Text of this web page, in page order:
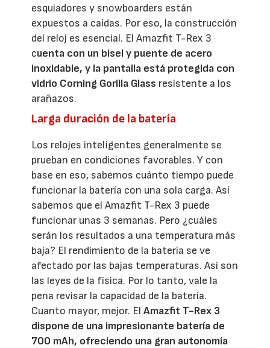
esquiadores y snowboarders están
expuestos a caídas. Por eso, la construcción
del reloj es esencial. El Amazfit T-Rex 3
cuenta con un bisel y puente de acero
inoxidable, y la pantalla está protegida con
vidrio Corning Gorilla Glass resistente a los
arañazos.
Larga duración de la batería
Los relojes inteligentes generalmente se
prueban en condiciones favorables. Y con
base en eso, sabemos cuánto tiempo puede
funcionar la batería con una sola carga. Así
sabemos que el Amazfit T-Rex 3 puede
funcionar unas 3 semanas. Pero ¿cuáles
serán los resultados a una temperatura más
baja? El rendimiento de la batería se ve
afectado por las bajas temperaturas. Así son
las leyes de la física. Por lo tanto, vale la
pena revisar la capacidad de la batería.
Cuanto mayor, mejor. ElAmazfit T-Rex 3
dispone de una impresionante batería de
700 mAh, ofreciendo una gran autonomía